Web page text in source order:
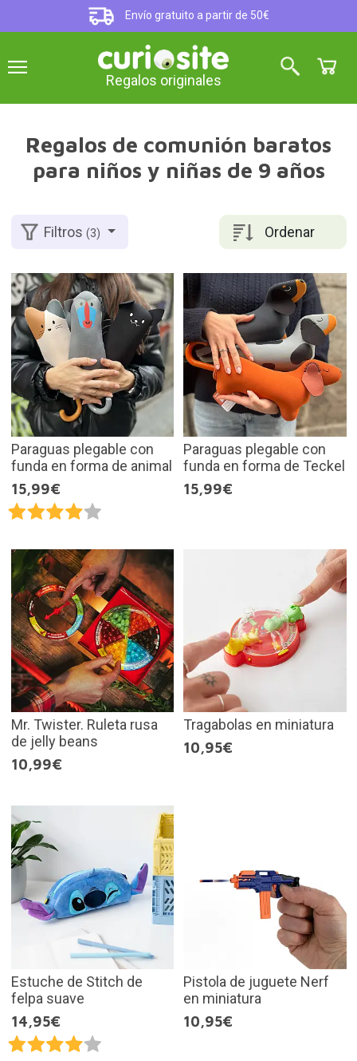
Envío gratuito a partir de 50€
Regalos originales
Regalos de comunión baratos
para niños y niñas de 9 años
Ordenar
Filtros(3)
Paraguas plegable con
funda en forma de animal
15,99€
Paraguas plegable con
funda en forma de Teckel
15,99€
Mr. Twister. Ruleta rusa
de jelly beans
10,99€
Tragabolas en miniatura
10,95€
Estuche de Stitch de
felpa suave
14,95€
Pistola de juguete Nerf
en miniatura
10,95€